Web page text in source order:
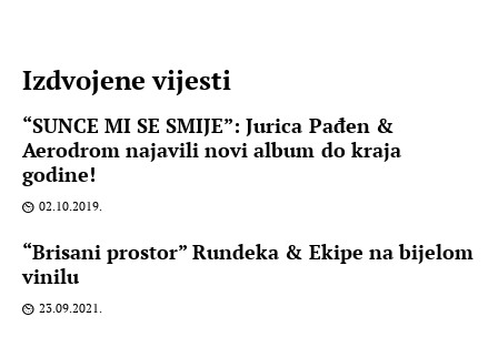
Izdvojene vijesti
“SUNCE MI SE SMIJE”: Jurica Pađen &
Aerodrom najavili novi album do kraja
godine!
02.10.2019.
“Brisani prostor” Rundeka & Ekipe na bijelom
vinilu
23.09.2021.